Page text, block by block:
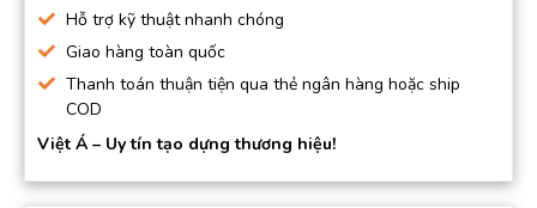
Hỗ trợ kỹ thuật nhanh chóng
Giao hàng toàn quốc
Thanh toán thuận tiện qua thẻ ngân hàng hoặc ship
COD
Việt Á – Uy tín tạo dựng thương hiệu!